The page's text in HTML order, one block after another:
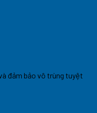
đảm bảo vô trùng tuyệt